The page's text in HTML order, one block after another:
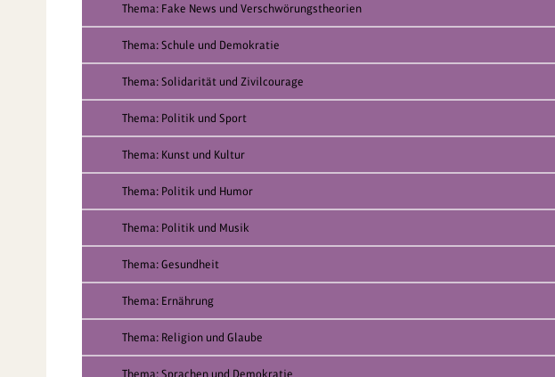
Thema: Fake News und Verschwörungstheorien
Thema: Schule und Demokratie
Thema: Solidarität und Zivilcourage
Thema: Politik und Sport
Thema: Kunst und Kultur
Thema: Politik und Humor
Thema: Politik und Musik
Thema: Gesundheit
Thema: Ernährung
Thema: Religion und Glaube
Thema: Sprachen und Demokratie